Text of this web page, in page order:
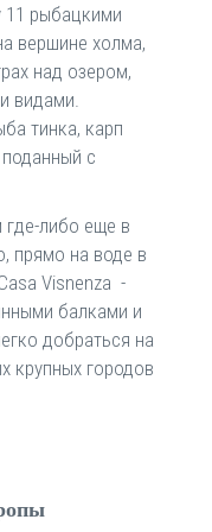
11 рыбацкими
вершине холма,
над озером,
видами.
тинка, карп
с
либо еще в
прямо на воде в
Visnenza -
балками и
добраться на
крупных городов